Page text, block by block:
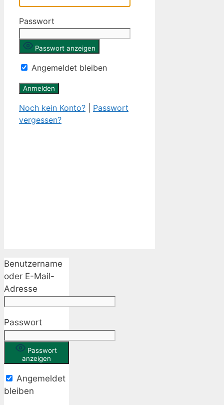
Passwort
Passwort anzeigen
Angemeldet bleiben
Noch kein Konto?
Passwort
vergessen?
Benutzername
oder E-Mail-
Adresse
Passwort
Passwort
anzeigen
Angemeldet
bleiben